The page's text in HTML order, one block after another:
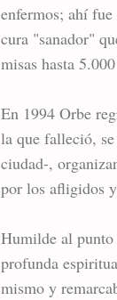
enfermos; ahí
cura "sanador"
misas hasta
En 1994 Orbe
la que falleció,
ciudad-,
por los afligidos
Humilde al punto
profunda
mismo y